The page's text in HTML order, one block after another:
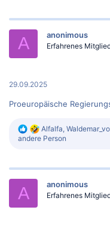
A anonimous
Erfahrenes
29.09.2025
Proeuropäische
R
e
t
Alfalfa,
andere Person
A anonimous
Erfahrenes